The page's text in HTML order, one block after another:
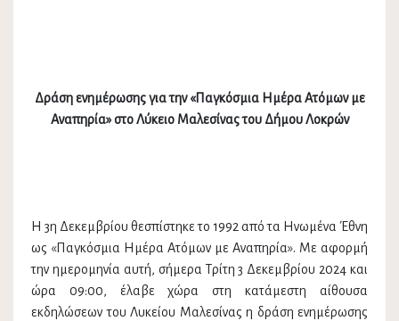
Δράση ενημέρωσης για την «Παγκόσμια Ημέρα Ατόμων με
Αναπηρία» στο Λύκειο Μαλεσίνας του Δήμου Λοκρών
Η 3η Δεκεμβρίου θεσπίστηκε το 1992 από τα Ηνωμένα Έθνη
ως «Παγκόσμια Ημέρα Ατόμων με Αναπηρία». Με αφορμή
την ημερομηνία αυτή, σήμερα Τρίτη 3 Δεκεμβρίου 2024 και
ώρα 09:00, έλαβε χώρα στη κατάμεστη αίθουσα
εκδηλώσεων του Λυκείου Μαλεσίνας η δράση ενημέρωσης